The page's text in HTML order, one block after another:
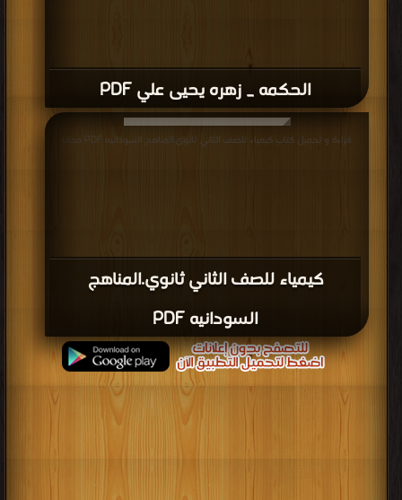
الحكمه _ زهره يحيى علي PDF
كيمياء للصف الثاني ثانوي.المناهج
السودانيه PDF
قراءة و تحميل كتاب كيمياء للصف الثاني ثانوي.المناهج السودانيه PDF مجانا